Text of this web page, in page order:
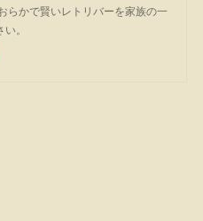
らかで賢いレトリバーを家族の一
。